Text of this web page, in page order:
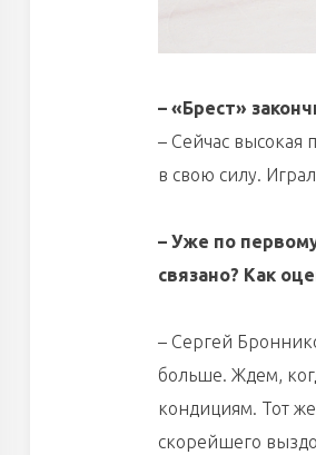
– «Брест»
– Сейчас высокая
в свою силу.
– Уже по
связано? Как
– Сергей
больше. Ждем,
кондициям. Тот
скорейшего